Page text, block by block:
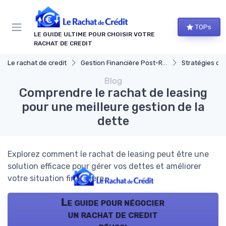
LE GUIDE ULTIME POUR CHOISIR VOTRE
RACHAT DE CREDIT
TOPs
Le rachat de credit Gestion Financière Post-Rachat Stratégies de
Blog
Comprendre le rachat de leasing
pour une meilleure gestion de la
dette
Explorez comment le rachat de leasing peut être une
solution efficace pour gérer vos dettes et améliorer
votre situation financière.
Le guide pour négocier
un rachat de credit
Panneau de gestion des cookies